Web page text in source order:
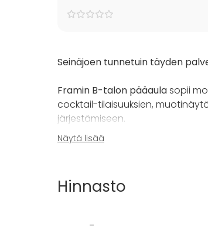
Seinäjoen tunnetuin täyden
Framin B-talon pääaulasopii
cocktail-tilaisuuksien,
järjestämiseen.
Pääaulassa järjestät
Paikalle on helppo saapua niin
Näytä lisää
Hinnasto
-